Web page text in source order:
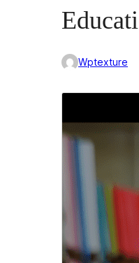
Wptexture